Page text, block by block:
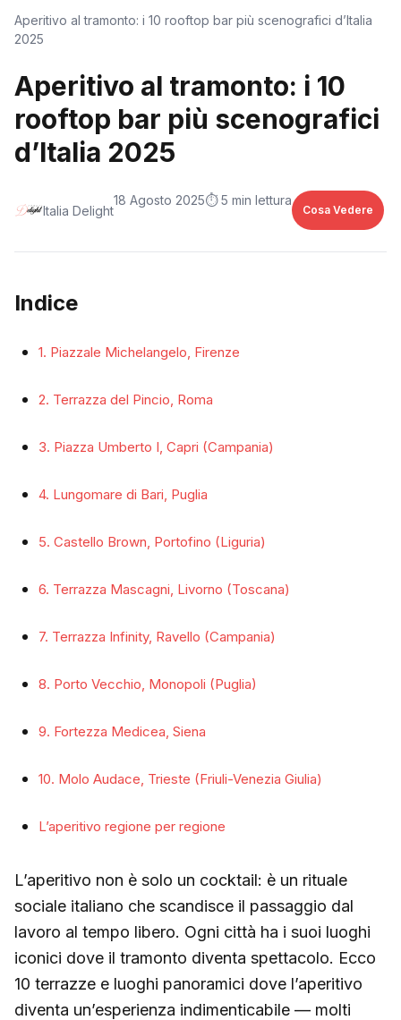
Aperitivo al tramonto: i 10 rooftop bar più scenografici d’Italia
2025
Aperitivo al tramonto: i 10
rooftop bar più scenografici
d’Italia 2025
Italia Delight
18 Agosto 2025⏱️ 5 min lettura
Cosa Vedere
Indice
1. Piazzale Michelangelo, Firenze
2. Terrazza del Pincio, Roma
3. Piazza Umberto I, Capri (Campania)
4. Lungomare di Bari, Puglia
5. Castello Brown, Portofino (Liguria)
6. Terrazza Mascagni, Livorno (Toscana)
7. Terrazza Infinity, Ravello (Campania)
8. Porto Vecchio, Monopoli (Puglia)
9. Fortezza Medicea, Siena
10. Molo Audace, Trieste (Friuli-Venezia Giulia)
L’aperitivo regione per regione
L’aperitivo non è solo un cocktail: è un rituale
sociale italiano che scandisce il passaggio dal
lavoro al tempo libero. Ogni città ha i suoi luoghi
iconici dove il tramonto diventa spettacolo. Ecco
10 terrazze e luoghi panoramici dove l’aperitivo
diventa un’esperienza indimenticabile — molti